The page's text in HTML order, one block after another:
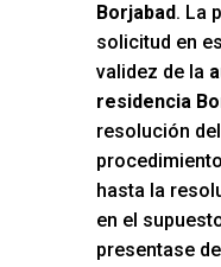
Borjabad. La
solicitud en
validez de la
residencia
resolución del
hasta la
en el
presentase